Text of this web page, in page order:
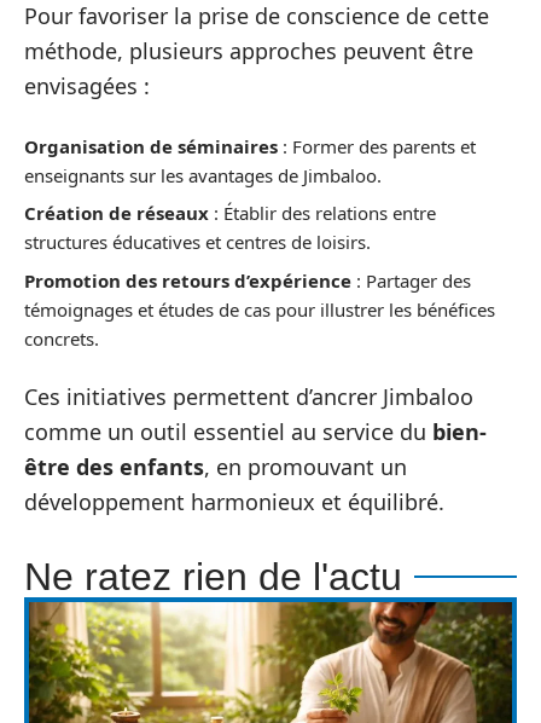
Pour favoriser la prise de conscience de cette
méthode, plusieurs approches peuvent être
envisagées :
Organisation de séminaires : Former des parents et
enseignants sur les avantages de Jimbaloo.
Création de réseaux : Établir des relations entre
structures éducatives et centres de loisirs.
Promotion des retours d’expérience : Partager des
témoignages et études de cas pour illustrer les bénéfices
concrets.
Ces initiatives permettent d’ancrer Jimbaloo
comme un outil essentiel au service du bien-
être des enfants, en promouvant un
développement harmonieux et équilibré.
Ne ratez rien de l'actu